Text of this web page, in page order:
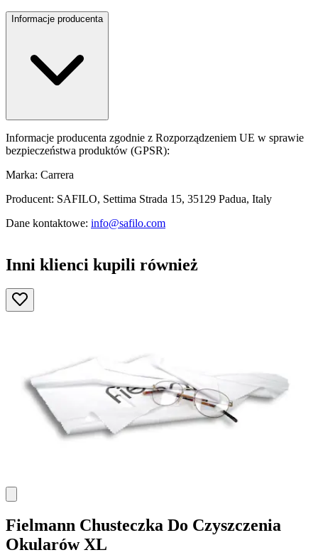
Informacje producenta
Informacje producenta zgodnie z Rozporządzeniem UE w sprawie
bezpieczeństwa produktów (GPSR):
Marka: Carrera
Producent: SAFILO, Settima Strada 15, 35129 Padua, Italy
Dane kontaktowe: info@safilo.com
Inni klienci kupili również
Fielmann Chusteczka Do Czyszczenia
Okularów XL